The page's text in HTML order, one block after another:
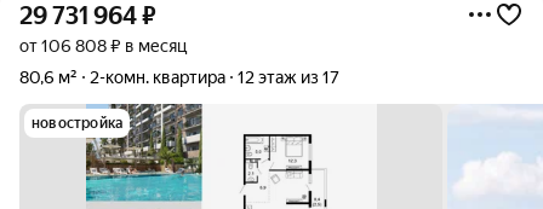
29 731 964₽
от 106 808 ₽ в месяц
80,6 м²
2-комн. квартира 12 этаж из 17
новостройка